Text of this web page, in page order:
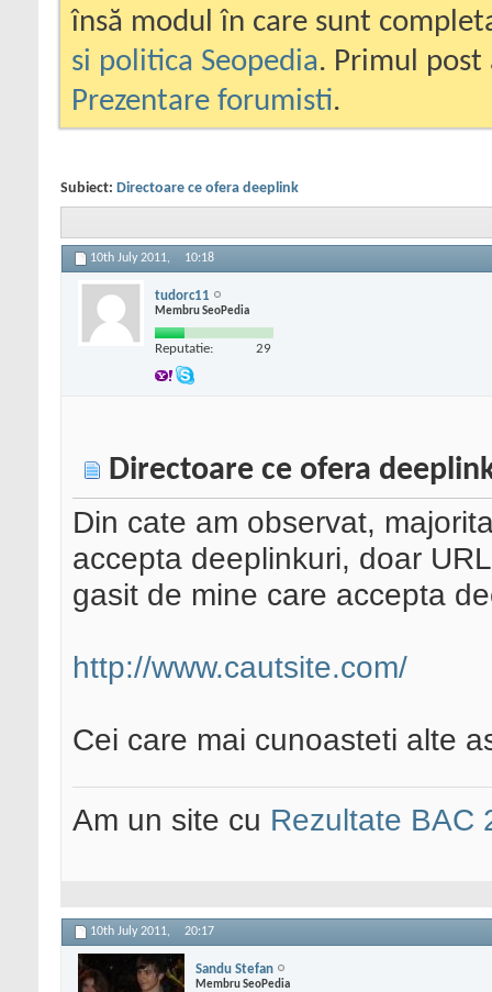
însă modul în care sunt
si politica Seopedia. Primul
Prezentare forumisti.
Subiect: Directoare ce ofera deeplink
10th July 2011, 10:18
tudorc11
Membru SeoPedia
Reputatie: 29
Directoare ce ofera
Din cate am observat,
accepta deeplinkuri, doar
gasit de mine care accepta
http://www.cautsite.com/
Cei care mai cunoasteti alte
Am un site cu Rezultate BAC
10th July 2011, 20:17
Sandu Stefan
Membru SeoPedia